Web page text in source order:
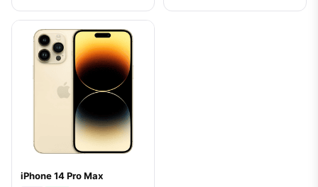
iPhone 14 Pro Max